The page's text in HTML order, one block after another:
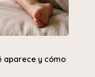
aparece y cómo